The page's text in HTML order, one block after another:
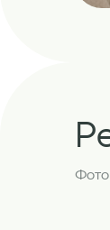
Фото